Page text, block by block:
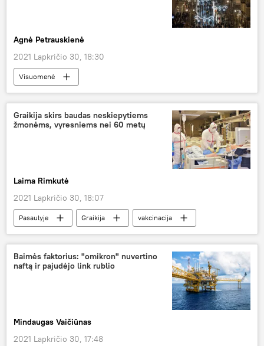
Agnė Petrauskienė
2021 Lapkričio 30, 18:30
Visuomenė
Nacionalinis visuomenės sveikatos centras (NVSC)
koronavirusas
Koronaviruso pandemija Lietuvoje ir pasaulyje
Graikija skirs baudas neskiepytiems
žmonėms, vyresniems nei 60 metų
Laima Rimkutė
2021 Lapkričio 30, 18:07
Pasaulyje Graikija
vakcinacija
Koronaviruso pandemija Lietuvoje ir pasaulyje
Baimės faktorius: "omikron" nuvertino
naftą ir pajudėjo link rublio
Mindaugas Vaičiūnas
2021 Lapkričio 30, 17:48